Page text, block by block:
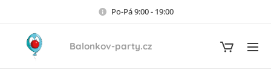
Po-Pá 9:00 - 19:00
Balonkov-party.cz